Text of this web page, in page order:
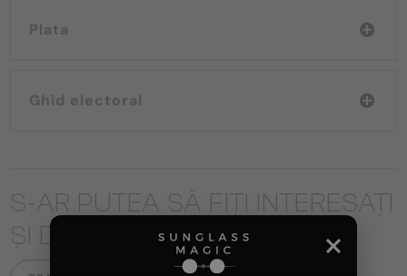
Plata
Ghid electoral
S-AR PUTEA SĂ FIȚI INTERESAȚI
ȘI DE